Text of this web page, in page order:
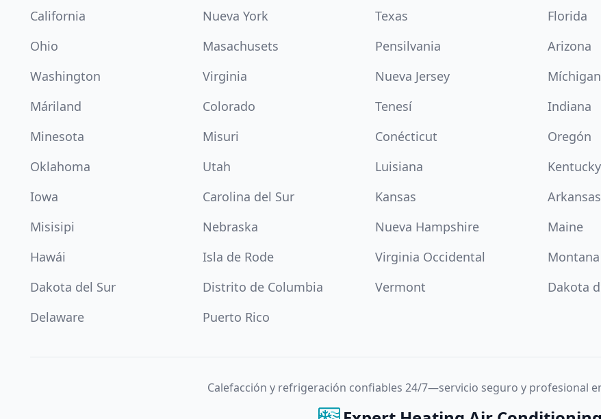
California Nueva York Texas Florida
Ohio
Masachusets Pensilvania Arizona
Washington
Virginia Nueva Jersey Míchigan
Máriland
Colorado Tenesí Indiana
Minesota
Misuri Conécticut Oregón
Oklahoma
Utah Luisiana Kentucky
Iowa
Carolina del Sur Kansas Arkansas
Misisipi
Nebraska Nueva Hampshire Maine
Hawái
Isla de Rode Virginia Occidental Montana
Dakota del Sur
Distrito de Columbia Vermont Dakota
Delaware
Puerto Rico
Calefacción y refrigeración confiables 24/7—servicio seguro y profesional